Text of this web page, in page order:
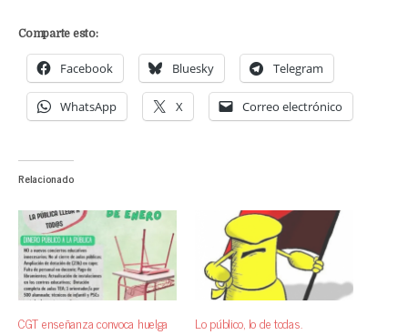
Comparte esto:
Facebook Bluesky Telegram
WhatsApp X Correo electrónico
Relacionado
CGT enseñanza convoca huelga
Lo público, lo de todas.